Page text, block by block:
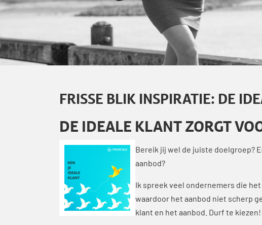
FRISSE BLIK INSPIRATIE: DE
DE IDEALE KLANT ZORGT
Bereik jij wel de juiste doelgroep?
aanbod?
Ik spreek veel ondernemers die
waardoor het aanbod niet scherp
klant en het aanbod. Durf te